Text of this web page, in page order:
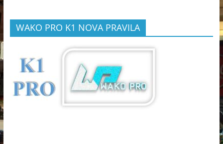
WAKO PRO K1 NOVA PRAVILA